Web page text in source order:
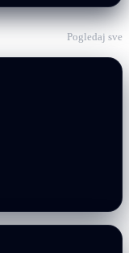
Pogledaj sve